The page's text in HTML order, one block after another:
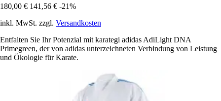
180,00 € 141,56 € -21%
inkl. MwSt. zzgl. Versandkosten
Entfalten Sie Ihr Potenzial mit karategi adidas AdiLight DNA
Primegreen, der von adidas unterzeichneten Verbindung von Leistung
und Ökologie für Karate.